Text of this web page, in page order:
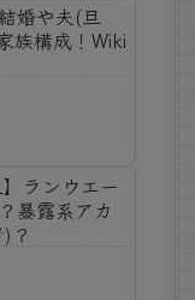
婚や夫(旦
族構成！Wiki
】ランウエー
暴露系アカ
？